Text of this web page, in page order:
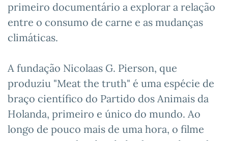
primeiro documentário a explorar a relação
entre o consumo de carne e as mudanças
climáticas.
A fundação Nicolaas G. Pierson, que
produziu "Meat the truth" é uma espécie de
braço científico do Partido dos Animais da
Holanda, primeiro e único do mundo. Ao
longo de pouco mais de uma hora, o filme